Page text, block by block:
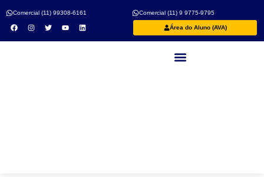
Comercial (11) 99308-6161 Comercial (11) 9 9775-9795
Área do Aluno (AVA)